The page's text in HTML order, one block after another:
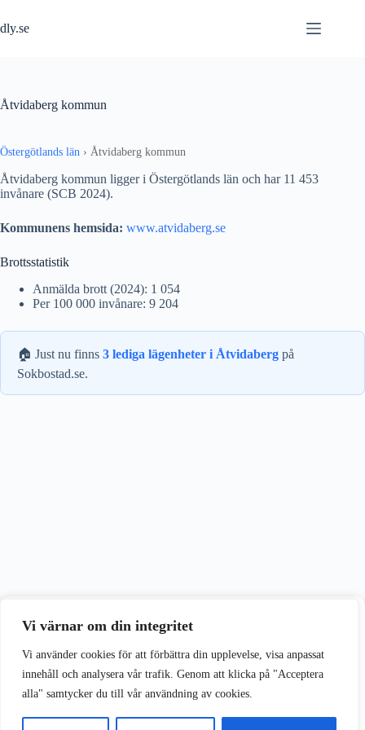
Vi värnar om din integritet
Vi använder cookies för att förbättra din upplevelse, visa anpassat
innehåll och analysera vår trafik. Genom att klicka på "Acceptera
alla" samtycker du till vår användning av cookies.
Vi använder cookies för att förbättra din upplevelse på vår webbplats.
Acceptera alla
till
innehåll
dly.se
Åtvidaberg kommun
Östergötlands län › Åtvidaberg kommun
Åtvidaberg kommun ligger i Östergötlands län och har 11 453
invånare (SCB 2024).
Kommunens hemsida: www.atvidaberg.se
Brottsstatistik
Anmälda brott (2024): 1 054
Per 100 000 invånare: 9 204
🏠 Just nu finns 3 lediga lägenheter i Åtvidaberg på
Sokbostad.se.